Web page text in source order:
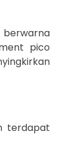
pico
terdapat